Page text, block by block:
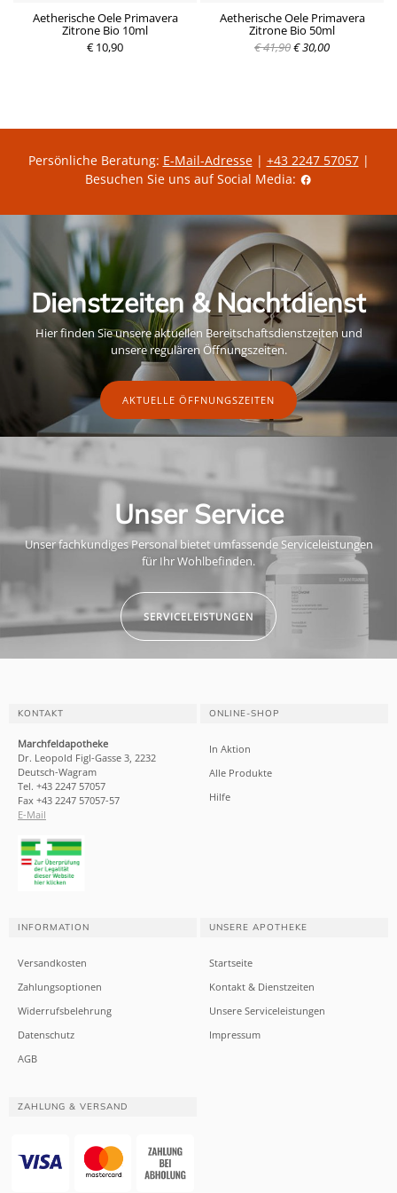
Aetherische Oele Primavera
Zitrone Bio 10ml
€ 10,90
Aetherische Oele Primavera
Zitrone Bio 50ml
€ 41,90€ 30,00
Persönliche Beratung: E-Mail-Adresse| +43 2247 57057|
Besuchen Sie uns auf Social Media:
Dienstzeiten & Nachtdienst
Hier finden Sie unsere aktuellen Bereitschaftsdienstzeiten und
unsere regulären Öffnungszeiten.
AKTUELLE ÖFFNUNGSZEITEN
Unser Service
Unser fachkundiges Personal bietet umfassende Serviceleistungen
für Ihr Wohlbefinden.
SERVICELEISTUNGEN
KONTAKT
Marchfeldapotheke
Dr. Leopold Figl-Gasse 3, 2232
Deutsch-Wagram
Tel. +43 2247 57057
Fax +43 2247 57057-57
E-Mail
ONLINE-SHOP
In Aktion
Alle Produkte
Hilfe
INFORMATION
Versandkosten
Zahlungsoptionen
Widerrufsbelehrung
Datenschutz
AGB
UNSERE APOTHEKE
Startseite
Kontakt & Dienstzeiten
Unsere Serviceleistungen
Impressum
ZAHLUNG & VERSAND